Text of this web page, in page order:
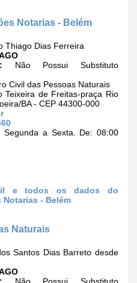
Notarias - Belém
Thiago Dias Ferreira
Não Possui Substituto
Civil das Pessoas Naturais
Teixeira de Freitas-praça Rio
BA - CEP 44300-000
Segunda a Sexta. De: 08:00
e todos os dados do
- Belém
Naturais
Santos Dias Barreto desde